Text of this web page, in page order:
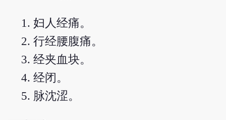
妇人经痛。
行经腰腹痛。
经夹血块。
经闭。
脉沈涩。